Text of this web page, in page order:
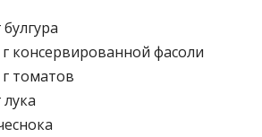
булгура
г консервированной фасоли
г томатов
лука